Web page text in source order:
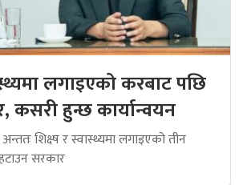
लगाइएको करबाट पछि
कसरी हुन्छ कार्यान्वयन
शिक्ष्ष र स्वास्थ्यमा लगाइएको तीन
सरकार